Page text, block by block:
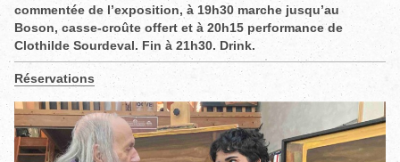
commentée de l’exposition, à 19h30 marche jusqu’au
Boson, casse-croûte offert et à 20h15 performance de
Clothilde Sourdeval. Fin à 21h30. Drink.
Réservations